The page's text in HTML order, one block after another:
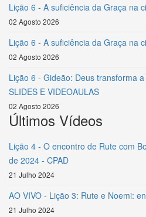
Lição 6 - A suficiência da Graça na
02 Agosto 2026
Lição 6 - A suficiência da Graça na
02 Agosto 2026
Lição 6 - Gideão: Deus transforma
SLIDES E VIDEOAULAS
02 Agosto 2026
Últimos Vídeos
Lição 4 - O encontro de Rute com
de 2024 - CPAD
21 Julho 2024
AO VIVO - Lição 3: Rute e Noemi:
21 Julho 2024